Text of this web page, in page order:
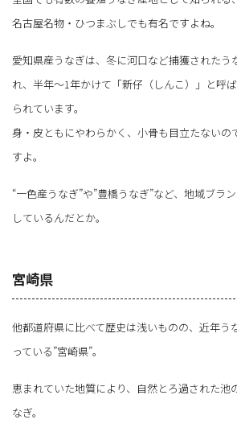
名古屋名物・ひつまぶしでも有名ですよね。
愛知県産うなぎは、冬に河口など捕獲されたう
れ、半年～1年かけて「新仔（しんこ）」と呼
られています。
身・皮ともにやわらかく、小骨も目立たないの
すよ。
“一色産うなぎ”や”豊橋うなぎ”など、地域ブラ
しているんだとか。
宮崎県
他都道府県に比べて歴史は浅いものの、近年う
っている”宮崎県”。
恵まれていた地質により、自然とろ過された池
なぎ。